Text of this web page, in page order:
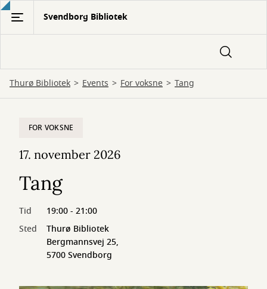
Gå
hovedindhold
Svendborg Bibliotek
Thurø Bibliotek Events For voksne Tang
FOR VOKSNE
17. november 2026
Tang
Tid
19:00 - 21:00
Sted
Thurø Bibliotek
Bergmannsvej 25,
5700 Svendborg